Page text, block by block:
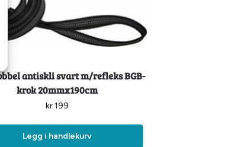
antiskli svart m/refleks BGB-
krok 20mmx190cm
kr199
Legg i handlekurv